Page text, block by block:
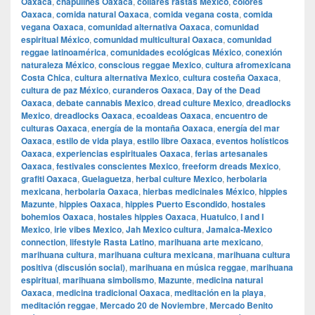
Oaxaca, comida natural Oaxaca, comida vegana costa, comida
vegana Oaxaca, comunidad alternativa Oaxaca, comunidad
espiritual México, comunidad multicultural Oaxaca, comunidad
reggae latinoamérica, comunidades ecológicas México, conexión
naturaleza México, conscious reggae Mexico, cultura afromexicana
Costa Chica, cultura alternativa Mexico, cultura costeña Oaxaca,
cultura de paz México, curanderos Oaxaca, Day of the Dead
Oaxaca, debate cannabis Mexico, dread culture Mexico, dreadlocks
Mexico, dreadlocks Oaxaca, ecoaldeas Oaxaca, encuentro de
culturas Oaxaca, energía de la montaña Oaxaca, energía del mar
Oaxaca, estilo de vida playa, estilo libre Oaxaca, eventos holísticos
Oaxaca, experiencias espirituales Oaxaca, ferias artesanales
Oaxaca, festivales conscientes Mexico, freeform dreads Mexico,
grafiti Oaxaca, Guelaguetza, herbal culture Mexico, herbolaria
mexicana, herbolaria Oaxaca, hierbas medicinales México, hippies
Mazunte, hippies Oaxaca, hippies Puerto Escondido, hostales
bohemios Oaxaca, hostales hippies Oaxaca, Huatulco, I and I
Mexico, irie vibes Mexico, Jah Mexico cultura, Jamaica-Mexico
connection, lifestyle Rasta Latino, marihuana arte mexicano,
marihuana cultura, marihuana cultura mexicana, marihuana cultura
positiva (discusión social), marihuana en música reggae, marihuana
espiritual, marihuana simbolismo, Mazunte, medicina natural
Oaxaca, medicina tradicional Oaxaca, meditación en la playa,
meditación reggae, Mercado 20 de Noviembre, Mercado Benito